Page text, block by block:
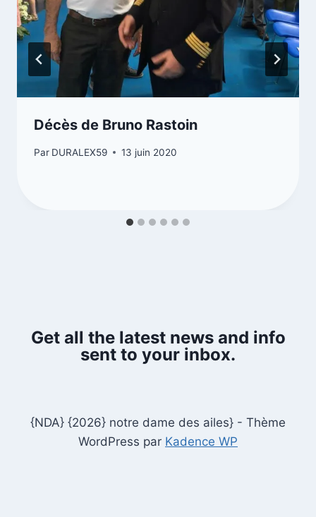
Décès de Bruno Rastoin
Par DURALEX59 13 juin 2020
Get all the latest news and info
sent to your inbox.
{NDA} {2026} notre dame des ailes} - Thème
WordPress par Kadence WP